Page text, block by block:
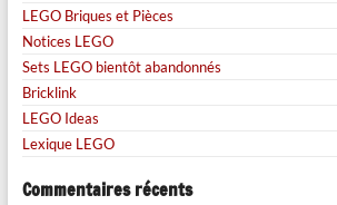
LEGO Briques et Pièces
Notices LEGO
Sets LEGO bientôt abandonnés
Bricklink
LEGO Ideas
Lexique LEGO
Commentaires récents